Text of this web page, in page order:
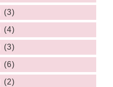
(3)
(4)
(3)
(6)
(2)